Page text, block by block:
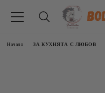
Начало ЗА КУХНЯТА С ЛЮБОВ